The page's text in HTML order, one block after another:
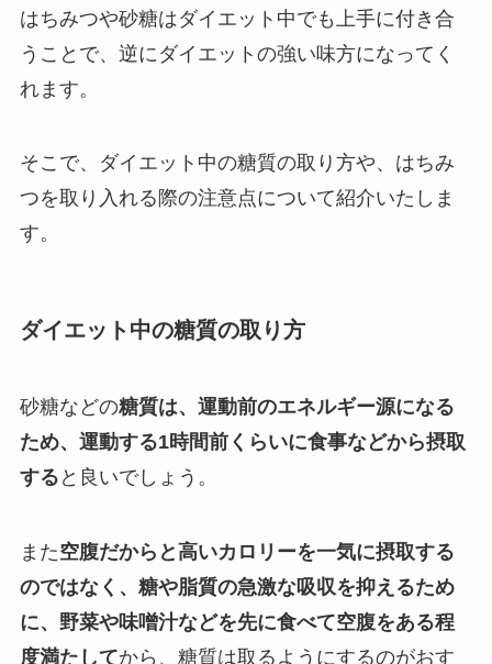
はちみつや砂糖はダイエット中でも上手に付き合
うことで、逆にダイエットの強い味方になってく
れます。
そこで、ダイエット中の糖質の取り方や、はちみ
つを取り入れる際の注意点について紹介いたしま
す。
ダイエット中の糖質の取り方
砂糖などの糖質は、運動前のエネルギー源になる
ため、運動する1時間前くらいに食事などから摂取
する と良いでしょう。
また空腹だからと高いカロリーを一気に摂取する
のではなく、糖や脂質の急激な吸収を抑えるため
に、野菜や味噌汁などを先に食べて空腹をある程
度満たしてから、糖質は取るようにするのがおす